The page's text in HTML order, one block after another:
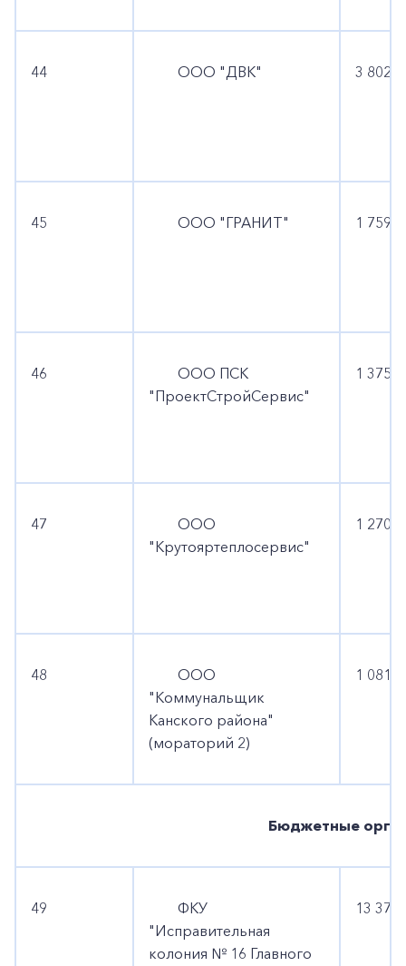
44
ООО "ДВК" 3 802
45 ООО "ГРАНИТ" 1 759
46
ООО ПСК
"ПроектСтройСервис"
1 375
47
ООО
"Крутояртеплосервис"
1 270
48
ООО
"Коммунальщик
Канского района"
(мораторий 2)
1 081
Бюджетные
49
ФКУ
"Исправительная
колония № 16 Главного
13 373